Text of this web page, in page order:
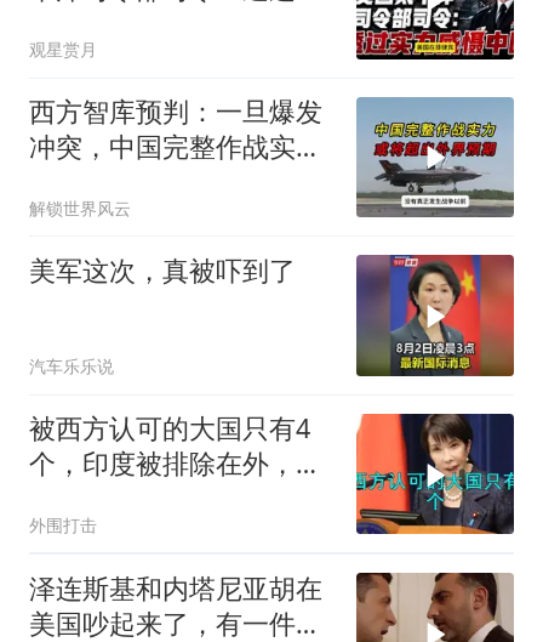
观星赏月
西方智库预判：一旦爆发
冲突，中国完整作战实力
解锁世界风云
美军这次，真被吓到了
汽车乐乐说
被西方认可的大国只有4
个，印度被排除在外，为
外围打击
泽连斯基和内塔尼亚胡在
美国吵起来了，有一件事